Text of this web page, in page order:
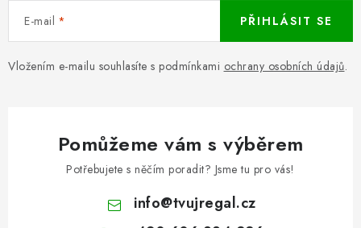
E-mail
Vložením e-mailu souhlasíte s podmínkami ochrany osobních údajů.
PŘIHLÁSIT SE
Pomůžeme vám s výběrem
Potřebujete s něčím poradit? Jsme tu pro vás!
info@tvujregal.cz